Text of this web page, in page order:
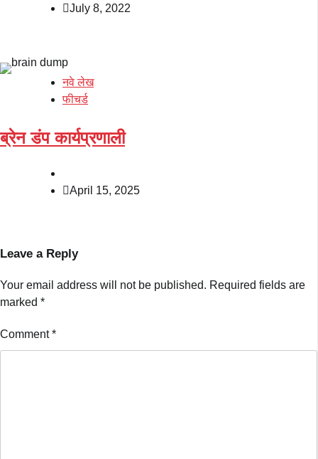
July 8, 2022
नवे लेख
फीचर्ड
ब्रेन डंप कार्यप्रणाली
April 15, 2025
Leave a Reply
Your email address will not be published. Required fields are
marked *
Comment*